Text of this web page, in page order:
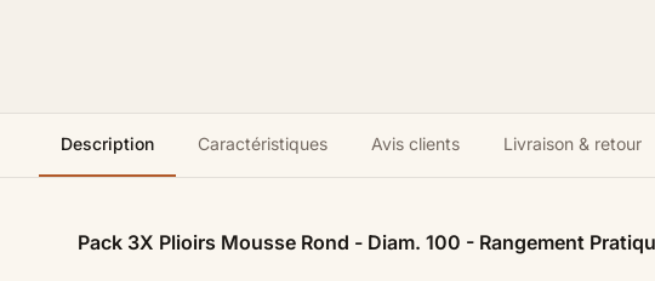
Description Caractéristiques Avis clients Livraison & retour
Pack 3X Plioirs Mousse Rond - Diam. 100 - Rangement